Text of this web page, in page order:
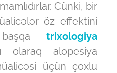
Cünki, bir
öz effektini
trixologiya
olaraq alopesiya
üçün çoxlu